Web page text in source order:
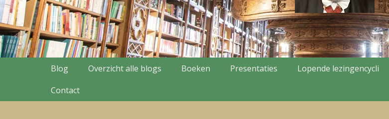
Secondary Menu
Skip
content
Blog Overzicht alle blogs Boeken Presentaties Lopende lezingencycli
Contact